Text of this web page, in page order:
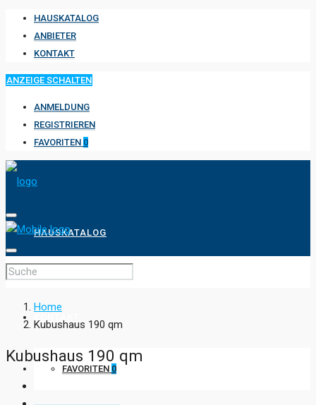
HAUSKATALOG
ANBIETER
KONTAKT
ANZEIGE SCHALTEN
ANMELDUNG
REGISTRIEREN
FAVORITEN 0
HAUSKATALOG
ANBIETER
FAVORITEN 0
Home
Kubushaus 190 qm
Kubushaus 190 qm